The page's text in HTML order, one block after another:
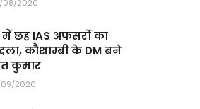
08/2020
में छह IAS अफसरों का
कौशाम्बी के DM बने
कुमार
09/2020